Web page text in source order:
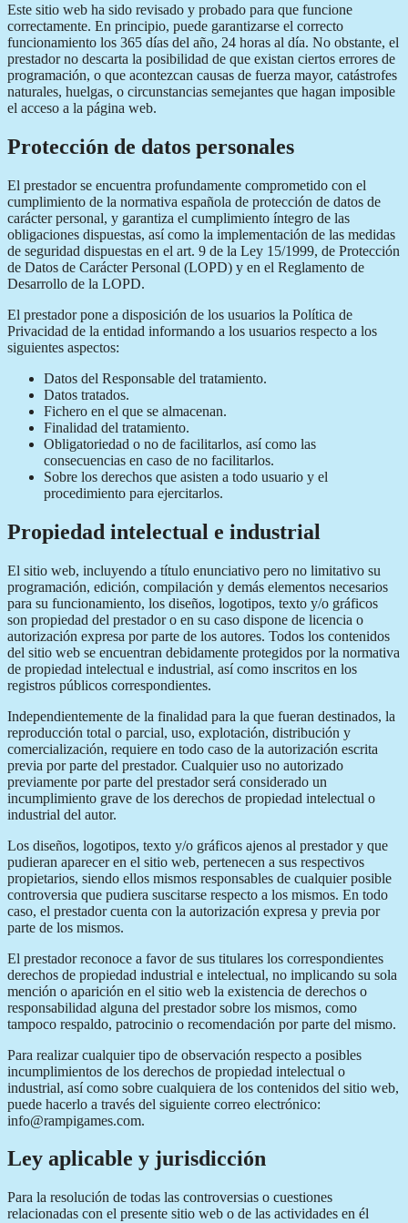
Este sitio web ha sido revisado y probado para que funcione
correctamente. En principio, puede garantizarse el correcto
funcionamiento los 365 días del año, 24 horas al día. No obstante, el
prestador no descarta la posibilidad de que existan ciertos errores de
programación, o que acontezcan causas de fuerza mayor, catástrofes
naturales, huelgas, o circunstancias semejantes que hagan imposible
el acceso a la página web.
Protección de datos personales
El prestador se encuentra profundamente comprometido con el
cumplimiento de la normativa española de protección de datos de
carácter personal, y garantiza el cumplimiento íntegro de las
obligaciones dispuestas, así como la implementación de las medidas
de seguridad dispuestas en el art. 9 de la Ley 15/1999, de Protección
de Datos de Carácter Personal (LOPD) y en el Reglamento de
Desarrollo de la LOPD.
El prestador pone a disposición de los usuarios la Política de
Privacidad de la entidad informando a los usuarios respecto a los
siguientes aspectos:
Datos del Responsable del tratamiento.
Datos tratados.
Fichero en el que se almacenan.
Finalidad del tratamiento.
Obligatoriedad o no de facilitarlos, así como las
consecuencias en caso de no facilitarlos.
Sobre los derechos que asisten a todo usuario y el
procedimiento para ejercitarlos.
Propiedad intelectual e industrial
El sitio web, incluyendo a título enunciativo pero no limitativo su
programación, edición, compilación y demás elementos necesarios
para su funcionamiento, los diseños, logotipos, texto y/o gráficos
son propiedad del prestador o en su caso dispone de licencia o
autorización expresa por parte de los autores. Todos los contenidos
del sitio web se encuentran debidamente protegidos por la normativa
de propiedad intelectual e industrial, así como inscritos en los
registros públicos correspondientes.
Independientemente de la finalidad para la que fueran destinados, la
reproducción total o parcial, uso, explotación, distribución y
comercialización, requiere en todo caso de la autorización escrita
previa por parte del prestador. Cualquier uso no autorizado
previamente por parte del prestador será considerado un
incumplimiento grave de los derechos de propiedad intelectual o
industrial del autor.
Los diseños, logotipos, texto y/o gráficos ajenos al prestador y que
pudieran aparecer en el sitio web, pertenecen a sus respectivos
propietarios, siendo ellos mismos responsables de cualquier posible
controversia que pudiera suscitarse respecto a los mismos. En todo
caso, el prestador cuenta con la autorización expresa y previa por
parte de los mismos.
El prestador reconoce a favor de sus titulares los correspondientes
derechos de propiedad industrial e intelectual, no implicando su sola
mención o aparición en el sitio web la existencia de derechos o
responsabilidad alguna del prestador sobre los mismos, como
tampoco respaldo, patrocinio o recomendación por parte del mismo.
Para realizar cualquier tipo de observación respecto a posibles
incumplimientos de los derechos de propiedad intelectual o
industrial, así como sobre cualquiera de los contenidos del sitio web,
puede hacerlo a través del siguiente correo electrónico:
info@rampigames.com.
Ley aplicable y jurisdicción
Para la resolución de todas las controversias o cuestiones
relacionadas con el presente sitio web o de las actividades en él